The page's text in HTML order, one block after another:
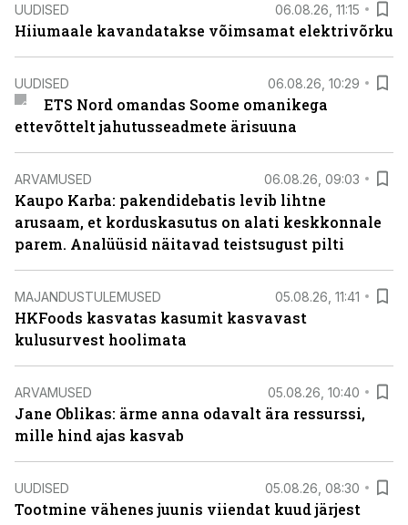
UUDISED 06.08.26, 11:15
Hiiumaale kavandatakse võimsamat elektrivõrku
UUDISED 06.08.26, 10:29
ETS Nord omandas Soome omanikega
ettevõttelt jahutusseadmete ärisuuna
ARVAMUSED 06.08.26, 09:03
Kaupo Karba: pakendidebatis levib lihtne
arusaam, et korduskasutus on alati keskkonnale
parem. Analüüsid näitavad teistsugust pilti
MAJANDUSTULEMUSED 05.08.26, 11:41
HKFoods kasvatas kasumit kasvavast
kulusurvest hoolimata
ARVAMUSED 05.08.26, 10:40
Jane Oblikas: ärme anna odavalt ära ressurssi,
mille hind ajas kasvab
UUDISED 05.08.26, 08:30
Tootmine vähenes juunis viiendat kuud järjest